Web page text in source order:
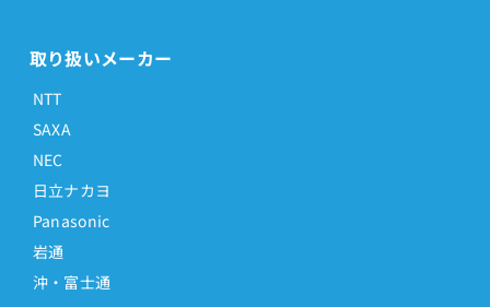
取り扱いメーカー
NTT
SAXA
NEC
日立ナカヨ
Panasonic
岩通
沖・富士通